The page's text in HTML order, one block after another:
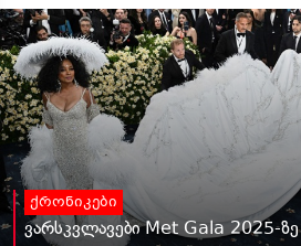
ქრონიკები
ვარსკვლავები Met Gala 2025-